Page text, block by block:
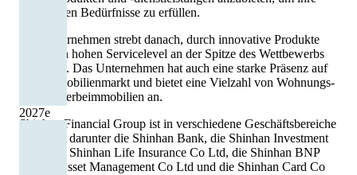
2027e
finanziellen Bedürfnisse zu erfüllen.
Das Unternehmen strebt danach, durch innovative Produkte
und einen hohen Servicelevel an der Spitze des Wettbewerbs
zu stehen. Das Unternehmen hat auch eine starke Präsenz auf
dem Immobilienmarkt und bietet eine Vielzahl von Wohnungs-
und Gewerbeimmobilien an.
Shinhan Financial Group ist in verschiedene Geschäftsbereiche
unterteilt, darunter die Shinhan Bank, die Shinhan Investment
Corp, die Shinhan Life Insurance Co Ltd, die Shinhan BNP
Paribas Asset Management Co Ltd und die Shinhan Card Co